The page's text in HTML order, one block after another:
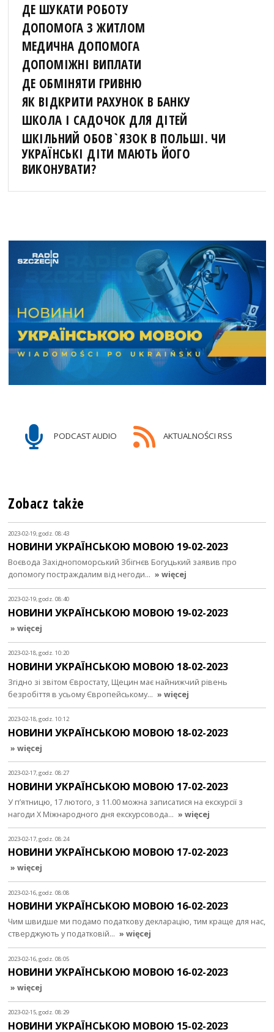
ДЕ ШУКАТИ РОБОТУ
ДОПОМОГА З ЖИТЛОМ
МЕДИЧНА ДОПОМОГА
ДОПОМІЖНІ ВИПЛАТИ
ДЕ ОБМІНЯТИ ГРИВНЮ
ЯК ВІДКРИТИ РАХУНОК В БАНКУ
ШКОЛА І САДОЧОК ДЛЯ ДІТЕЙ
ШКІЛЬНИЙ ОБОВ`ЯЗОК В ПОЛЬШІ. ЧИ
УКРАЇНСЬКІ ДІТИ МАЮТЬ ЙОГО
ВИКОНУВАТИ?
PODCAST AUDIO AKTUALNOŚCI RSS
Zobacz także
2023-02-19, godz. 08:43
НОВИНИ УКРАЇНСЬКОЮ МОВОЮ 19-02-2023
Воєвода Західнопоморський Збігнєв Богуцький заявив про
допомогу постраждалим від негоди… » więcej
2023-02-19, godz. 08:40
НОВИНИ УКРАЇНСЬКОЮ МОВОЮ 19-02-2023
» więcej
2023-02-18, godz. 10:20
НОВИНИ УКРАЇНСЬКОЮ МОВОЮ 18-02-2023
Згідно зі звітом Євростату, Щецин має найнижчий рівень
безробіття в усьому Європейському… » więcej
2023-02-18, godz. 10:12
НОВИНИ УКРАЇНСЬКОЮ МОВОЮ 18-02-2023
» więcej
2023-02-17, godz. 08:27
НОВИНИ УКРАЇНСЬКОЮ МОВОЮ 17-02-2023
У п’ятницю, 17 лютого, з 11.00 можна записатися на екскурсії з
нагоди Х Міжнародного дня екскурсовода… » więcej
2023-02-17, godz. 08:24
НОВИНИ УКРАЇНСЬКОЮ МОВОЮ 17-02-2023
» więcej
2023-02-16, godz. 08:08
НОВИНИ УКРАЇНСЬКОЮ МОВОЮ 16-02-2023
Чим швидше ми подамо податкову декларацію, тим краще для нас,
стверджують у податковій… » więcej
2023-02-16, godz. 08:05
НОВИНИ УКРАЇНСЬКОЮ МОВОЮ 16-02-2023
» więcej
2023-02-15, godz. 08:29
НОВИНИ УКРАЇНСЬКОЮ МОВОЮ 15-02-2023